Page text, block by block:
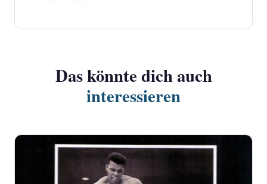
Das könnte dich auch
interessieren